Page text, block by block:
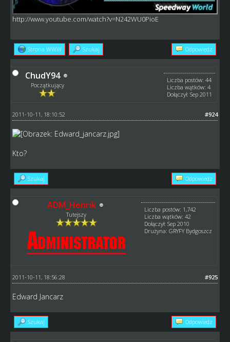
http://www.youtube.com/watch?v=N242WU0PioE
Strona WWW Szukaj Odpowiedz
ChudY94
Początkujący
Liczba postów: 44
Liczba wątków: 4
Dołączył: Sep 2011
#924
2011-10-11, 18:10:52
Kto?
Szukaj Odpowiedz
ADM_Henrik
Tutejszy
Liczba postów: 1,742
Liczba wątków: 42
Dołączył: Sep 2010
Drużyna: GRYFY Bydgoszcz
#925
2011-10-11, 18:56:28
Edward Jancarz
Szukaj Odpowiedz